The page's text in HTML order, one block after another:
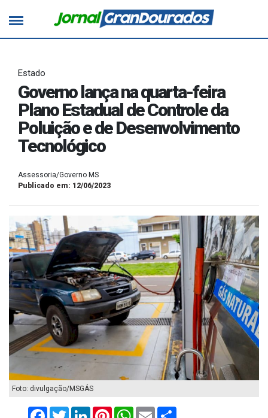
Estado
Governo lança na quarta-feira
Plano Estadual de Controle da
Poluição e de Desenvolvimento
Tecnológico
Assessoria/Governo MS
Publicado em: 12/06/2023
Foto: divulgação/MSGÁS
FacebookTwitterLinkedInPinterestWhatsApp
Email